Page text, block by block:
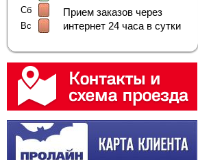
Сб
Вс
Прием заказов через
интернет 24 часа в сутки